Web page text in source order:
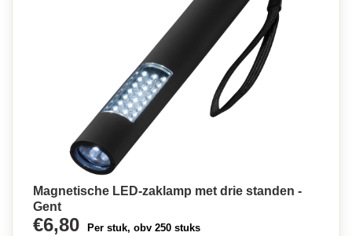
Magnetische LED-zaklamp met drie standen -
Gent
€6,80 Per stuk, obv 250 stuks